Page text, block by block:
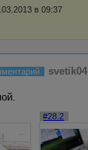
в 09:37
svetik04
#28.2